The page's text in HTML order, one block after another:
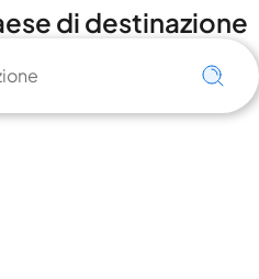
di destinazione